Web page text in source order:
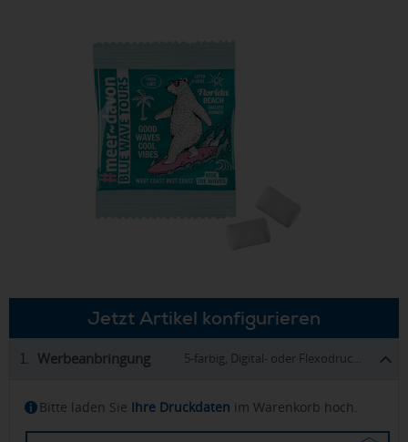
Jetzt Artikel konfigurieren
1. Werbeanbringung
Bitte laden Sie Ihre Druckdaten im Warenkorb hoch.